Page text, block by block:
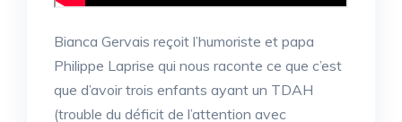
Bianca Gervais reçoit l’humoriste et papa
Philippe Laprise qui nous raconte ce que c’est
que d’avoir trois enfants ayant un TDAH
(trouble du déficit de l’attention avec